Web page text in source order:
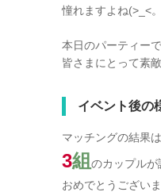
憧れますよね(>_<
本日のパーティーで
皆さまにとって素
イベント後の
マッチングの結果
3組のカップルが
おめでとうござい